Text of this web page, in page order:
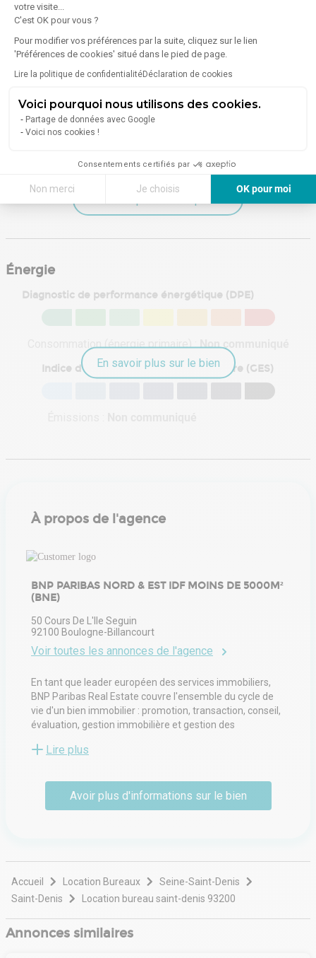
votre visite...
C'est OK pour vous ?
Pour modifier vos préférences par la suite, cliquez sur le lien
'Préférences de cookies' situé dans le pied de page.
Lire la politique de confidentialitéDéclaration de cookies
Voici pourquoi nous utilisons des cookies.
Partage de données avec Google
Voici nos cookies !
Consentements certifiés par
Non merci Je choisis
OK pour moi
Plateforme de Gestion du Consentement : Personnalisez vos Options
Enseignement
2 Écoles
Pâtisserie
1 Commerce
Santé
1 Pharmacie /
Services
Énergie
Diagnostic de performance énergétique (DPE)
Consommation (énergie primaire) :Non communiqué
Indice d'émission de gaz à effet de serre (GES)
En savoir plus sur le bien
À propos de l'agence
BNP PARIBAS NORD & EST IDF MOINS DE 5000M²
(BNE)
50 Cours De L'Ile Seguin
92100 Boulogne-Billancourt
Voir toutes les annonces de l'agence
En tant que leader européen des services immobiliers,
BNP Paribas Real Estate couvre l'ensemble du cycle de
vie d'un bien immobilier : promotion, transaction, conseil,
évaluation, gestion immobilière et gestion des
Estate apporte un soutien local aux propriétaires, aux
24 pays (via ses bureaux et son réseau d'alliances) en
Europe, au Moyen-Orient et en Asie.
Lire plus
Avoir plus d'informations sur le bien
Accueil Location Bureaux
Seine-Saint-Denis
Saint-Denis
Location bureau saint-denis 93200
Annonces similaires